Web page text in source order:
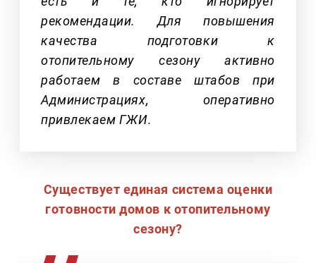
рекомендации. Для повышения
качества подготовки к
отопительному сезону активно
работаем в составе штабов при
Администрациях, оперативно
привлекаем ГЖИ.
Существует единая система оценки
готовности домов к отопительному
сезону?